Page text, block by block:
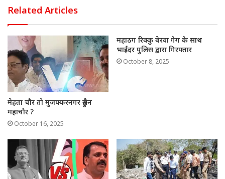
s
A
p
p
e
b
o
k
e
d
In
Related Articles
मेहता चौर तो मुजफ्फरनगर हुसैन
महाचौर ?
October 16, 2025
महाठग रिक्कु बेरवा गेग के साथ
भाईंदर पुलिस द्वारा गिरफ्तार
October 8, 2025